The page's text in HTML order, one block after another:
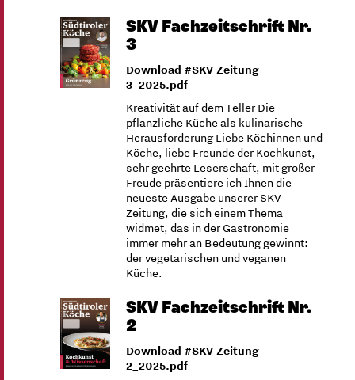
SKV Fachzeitschrift Nr.
3
Download #SKV Zeitung
3_2025.pdf
Kreativität auf dem Teller Die
pflanzliche Küche als kulinarische
Herausforderung Liebe Köchinnen und
Köche, liebe Freunde der Kochkunst,
sehr geehrte Leserschaft, mit großer
Freude präsentiere ich Ihnen die
neueste Ausgabe unserer SKV-
Zeitung, die sich einem Thema
widmet, das in der Gastronomie
immer mehr an Bedeutung gewinnt:
der vegetarischen und veganen
Küche.
SKV Fachzeitschrift Nr.
2
Download #SKV Zeitung
2_2025.pdf